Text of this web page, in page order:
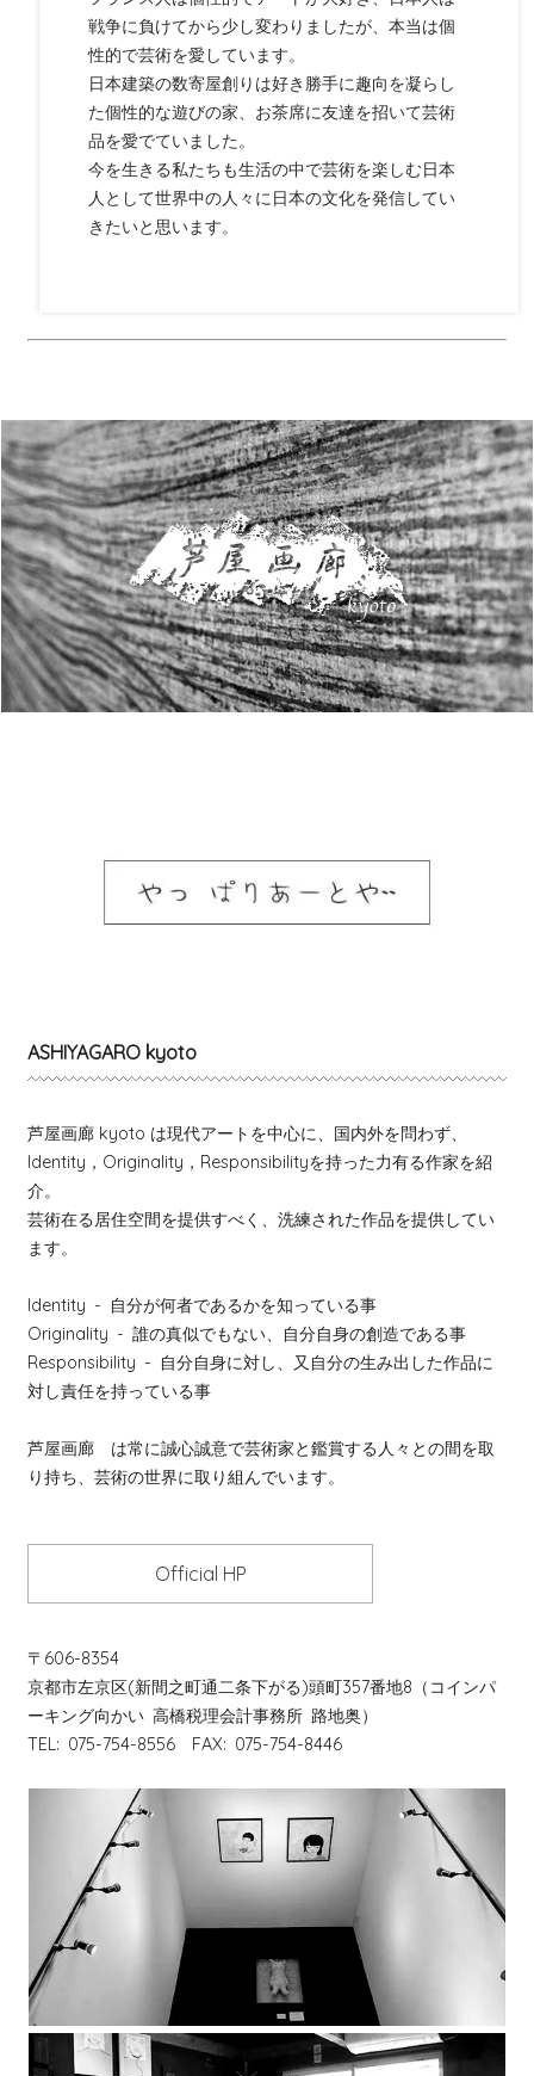
戦争に負けてから少し変わりましたが、本当は個
性的で芸術を愛しています。
日本建築の数寄屋創りは好き勝手に趣向を凝らし
た個性的な遊びの家、お茶席に友達を招いて芸術
品を愛でていました。
今を生きる私たちも生活の中で芸術を楽しむ日本
人として世界中の人々に日本の文化を発信してい
きたいと思います。
ASHIYAGARO kyoto
芦屋画廊 kyoto は現代アートを中心に、国内外を問わず、
Identity，Originality，Responsibilityを持った力有る作家を紹
介。
芸術在る居住空間を提供すべく、洗練された作品を提供してい
ます。
Identity - 自分が何者であるかを知っている事
Originality - 誰の真似でもない、自分自身の創造である事
Responsibility - 自分自身に対し、又自分の生み出した作品に
対し責任を持っている事
芦屋画廊 は常に誠心誠意で芸術家と鑑賞する人々との間を取
り持ち、芸術の世界に取り組んでいます。
Official HP
〒606-8354
京都市左京区(新間之町通二条下がる)頭町357番地8（コインパ
ーキング向かい 高橋税理会計事務所 路地奥）
TEL: 075-754-8556 FAX: 075-754-8446